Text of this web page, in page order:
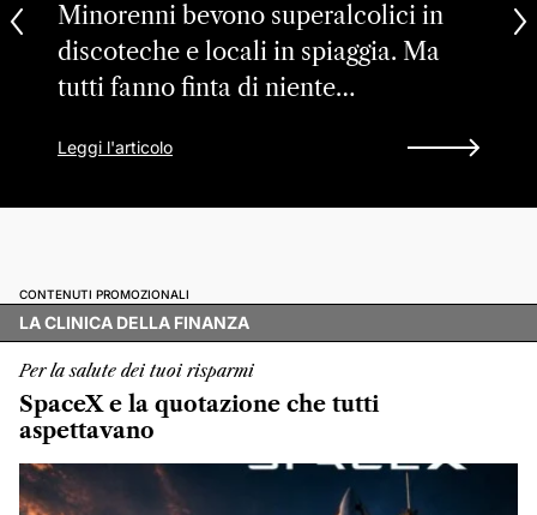
Minorenni bevono superalcolici in
discoteche e locali in spiaggia. Ma
tutti fanno finta di niente…
Leggi l'articolo
CONTENUTI PROMOZIONALI
LA CLINICA DELLA FINANZA
Per la salute dei tuoi risparmi
SpaceX e la quotazione che tutti
aspettavano